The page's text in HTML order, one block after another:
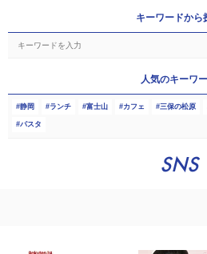
キーワードから
人気のキーワ
静岡 ランチ 富士山 カフェ 三保の松原
パスタ
SNS